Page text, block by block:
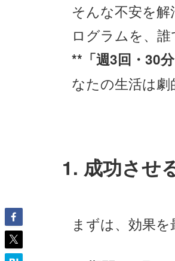
そんな不安を
ログラムを、
**「週3回・30
なたの生活は劇
1. 成功させ
まずは、効果